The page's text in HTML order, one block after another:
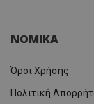
ΝΟΜΙΚΑ
Όροι Χρήσης
Πολιτική